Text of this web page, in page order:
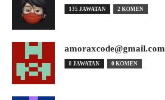
135 JAWATAN 2 KOMEN
amoraxcode@gmail.com
0 JAWATAN 0 KOMEN